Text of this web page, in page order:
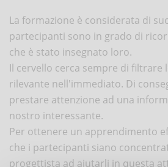
La formazione è considerata di
partecipanti sono in grado di
che è stato insegnato loro.
Il cervello cerca sempre di filtrare
rilevante nell'immediato. Di
prestare attenzione ad una
nostro interessante.
Per ottenere un apprendimento
che i partecipanti siano
progettista ad aiutarli in questa